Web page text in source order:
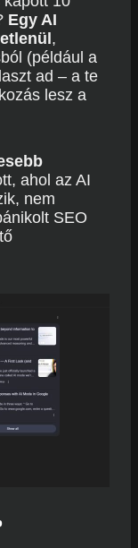
Egy AI
,
(például a
ad – a te
lesz a
ahol az AI
nem
SEO